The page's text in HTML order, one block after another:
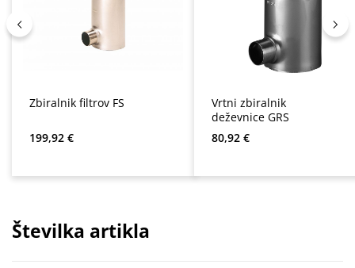
Zbiralnik filtrov FS
Redna cena:
199,92 €
Vrtni zbiralnik
deževnice GRS
Redna cena:
80,92 €
Številka artikla